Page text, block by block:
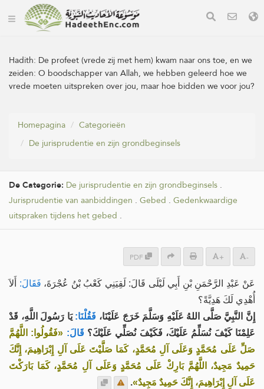
Hadith: De profeet (vrede zij met hem) kwam naar ons toe, en we
zeiden: O boodschapper van Allah, we hebben geleerd hoe we
vrede moeten uitspreken over jou, maar hoe bidden we voor jou?
Homepagina
Categorieën
De jurisprudentie en zijn grondbeginsels
De Categorie: De jurisprudentie en zijn grondbeginsels .
Jurisprudentie van aanbiddingen . Gebed . Gedenkwaardige
uitspraken tijdens het gebed .
PDF + -
عَنْ عَبْدِ الرَّحْمَنِ بْنِ أَبِي لَيْلَى قَالَ: لَقِيَنِي كَعْبُ بْنُ عُجْرَةَ، فَقَالَ: أَلاَ
أُهْدِي لَكَ هَدِيَّةً؟
إِنَّ النَّبِيَّ صَلَّى اللهُ عَلَيْهِ وَسَلَّمَ خَرَجَ عَلَيْنَا، فَقُلْنَا: يَا رَسُولَ اللَّهِ، قَدْ
عَلِمْنَا كَيْفَ نُسَلِّمُ عَلَيْكَ، فَكَيْفَ نُصَلِّي عَلَيْكَ؟ قَالَ: «فَقُولُوا: اللَّهُمَّ
صَلِّ عَلَى مُحَمَّدٍ وَعَلَى آلِ مُحَمَّدٍ، كَمَا صَلَّيْتَ عَلَى آلِ إِبْرَاهِيمَ، إِنَّكَ
حَمِيدٌ مَجِيدٌ، اللَّهُمَّ بَارِكْ عَلَى مُحَمَّدٍ وَعَلَى آلِ مُحَمَّدٍ، كَمَا بَارَكْتَ
عَلَى آلِ إِبْرَاهِيمَ، إِنَّكَ حَمِيدٌ مَجِيدٌ».